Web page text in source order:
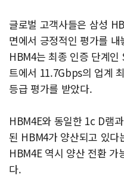
글로벌 고객사들은 삼성
면에서 긍정적인 평가를
HBM4는 최종 인증 단계
트에서 11.7Gbps의 업계
등급 평가를 받았다.
HBM4E와 동일한 1c D램
된 HBM4가 양산되고 있다
HBM4E 역시 양산 전환 가
다.